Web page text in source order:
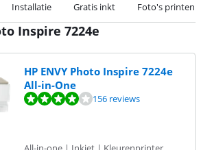
Installatie Gratis inkt Foto's printen
Inspire 7224e
HP ENVY Photo Inspire 7224e
All-in-One
10, gebaseerd op 156 reviews.
156 reviews